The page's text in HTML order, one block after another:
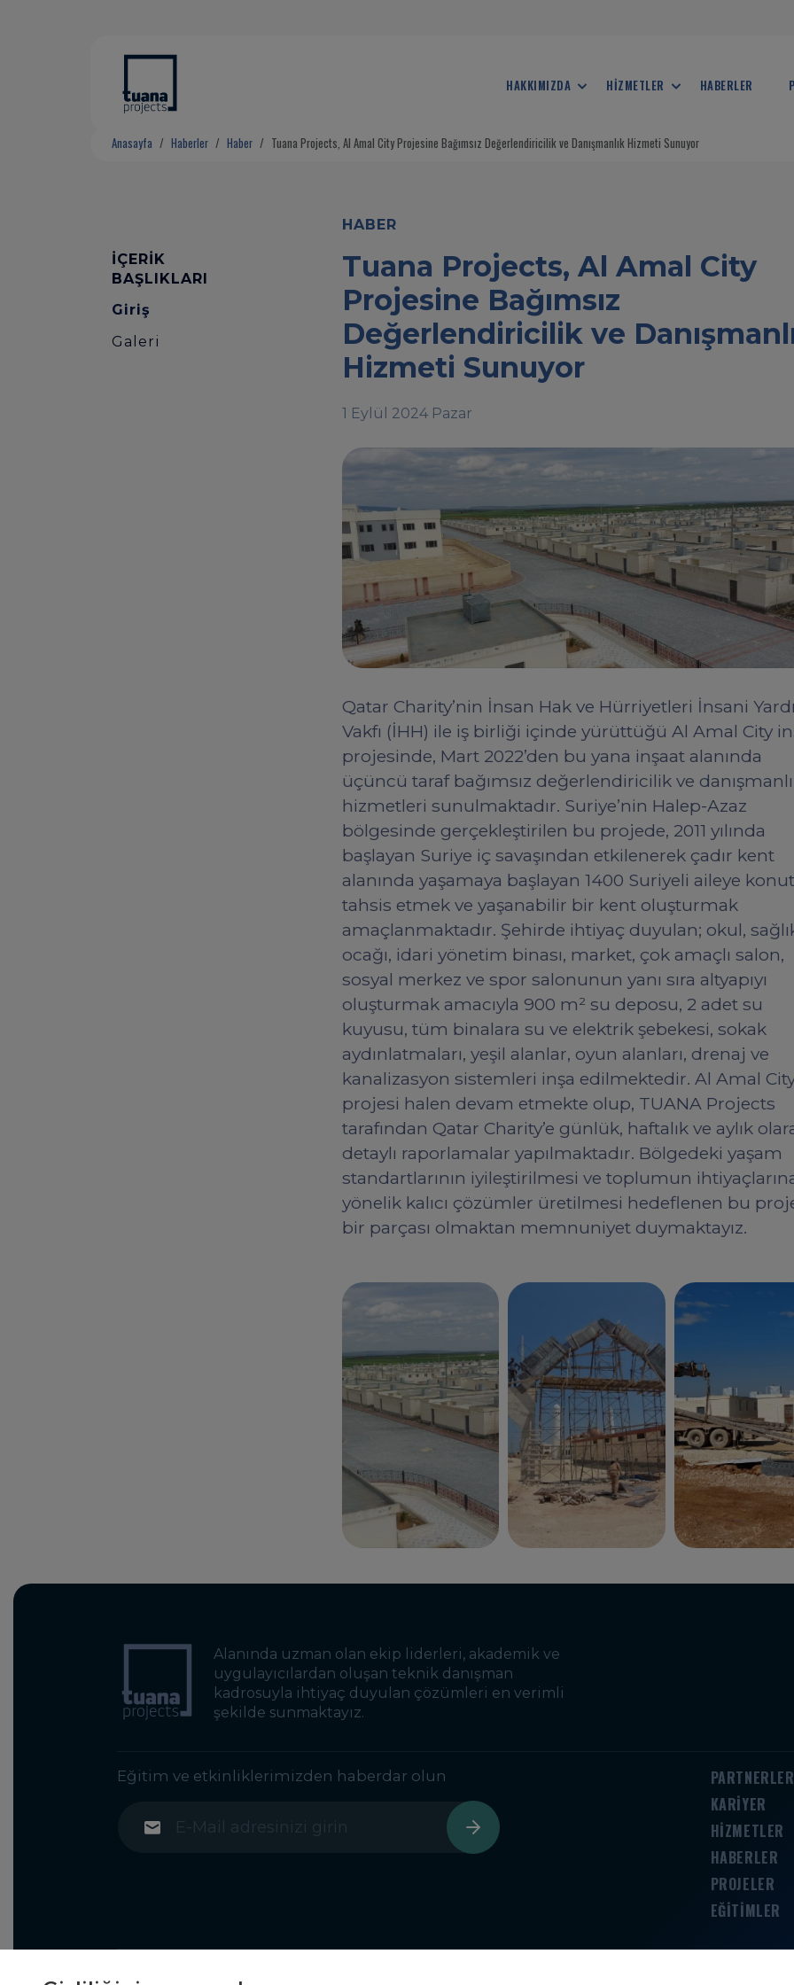
HAKKIMIZDA HİZMETLER HABERLER
Anasayfa Haberler Haber Tuana Projects, Al Amal City Projesine Bağımsız Değerlendiricilik ve Danışmanlık Hizmeti Sunuyor
İÇERİK
BAŞLIKLARI
Giriş
Galeri
HABER
Tuana Projects, Al Amal City
Projesine Bağımsız
Değerlendiricilik ve
Hizmeti Sunuyor
1 Eylül 2024 Pazar
Qatar Charity’nin İnsan Hak ve Hürriyetleri İnsani
Vakfı (İHH) ile iş birliği içinde yürüttüğü Al Amal City
projesinde, Mart 2022’den bu yana inşaat alanında
üçüncü taraf bağımsız değerlendiricilik ve
hizmetleri sunulmaktadır. Suriye’nin Halep-Azaz
bölgesinde gerçekleştirilen bu projede, 2011 yılında
başlayan Suriye iç savaşından etkilenerek çadır kent
alanında yaşamaya başlayan 1400 Suriyeli aileye
tahsis etmek ve yaşanabilir bir kent oluşturmak
amaçlanmaktadır. Şehirde ihtiyaç duyulan; okul,
ocağı, idari yönetim binası, market, çok amaçlı salon,
sosyal merkez ve spor salonunun yanı sıra altyapıyı
oluşturmak amacıyla 900 m² su deposu, 2 adet su
kuyusu, tüm binalara su ve elektrik şebekesi, sokak
aydınlatmaları, yeşil alanlar, oyun alanları, drenaj ve
kanalizasyon sistemleri inşa edilmektedir. Al Amal
projesi halen devam etmekte olup, TUANA Projects
tarafından Qatar Charity’e günlük, haftalık ve aylık
detaylı raporlamalar yapılmaktadır. Bölgedeki yaşam
standartlarının iyileştirilmesi ve toplumun
yönelik kalıcı çözümler üretilmesi hedeflenen bu
bir parçası olmaktan memnuniyet duymaktayız.
Alanında uzman olan ekip liderleri, akademik ve
uygulayıcılardan oluşan teknik danışman
kadrosuyla ihtiyaç duyulan çözümleri en verimli
şekilde sunmaktayız.
Eğitim ve etkinliklerimizden haberdar olun
PARTNERLER
KARİYER
HİZMETLER
HABERLER
PROJELER
EĞİTİMLER